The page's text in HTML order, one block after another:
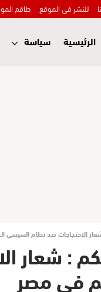
للنشر في الموقع طاقم
الرئيسية سياسة
الاحتجاجات ضد نظام السيسي
: شعار
في مصر